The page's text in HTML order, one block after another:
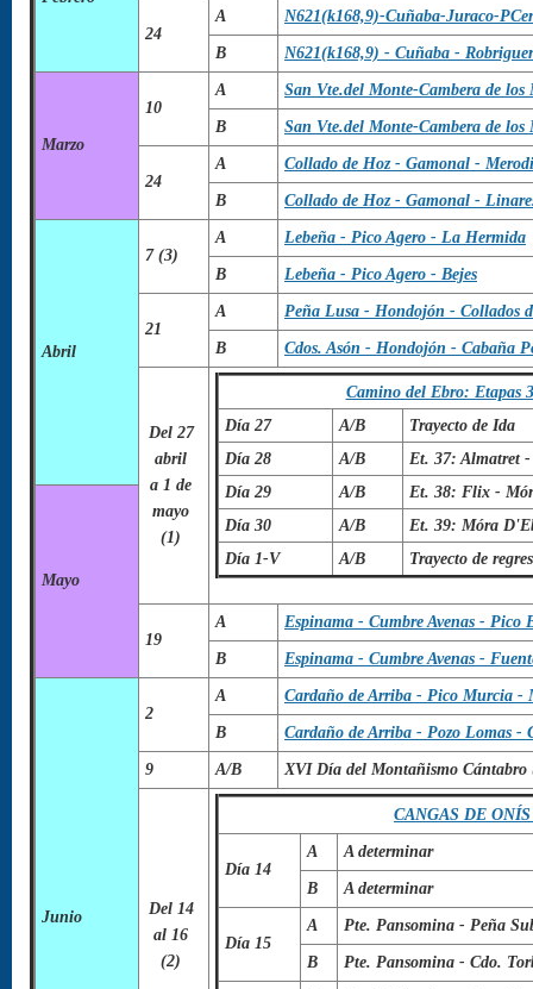
24
A N621(k168,9)-Cuñaba-Juraco-
B N621(k168,9) - Cuñaba -
Marzo
10
A San Vte.del Monte-Cambera de
B San Vte.del Monte-Cambera de los
24
A Collado de Hoz - Gamonal -
B Collado de Hoz - Gamonal -
Abril
7 (3)
A Lebeña - Pico Agero - La Hermida
B Lebeña - Pico Agero - Bejes
21
A Peña Lusa - Hondojón - Collados
B Cdos. Asón - Hondojón - Cabaña
Del 27
abril
a 1 de
mayo
(1)
Camino del Ebro: Etapas
Día 27
A/B
Trayecto de Ida
Día 28
A/B
Et. 37: Almatret
Día 29
A/B
Et. 38: Flix -
Día 30
A/B
Et. 39: Móra
Día 1-V
A/B
Trayecto de
Mayo
19
A Espinama - Cumbre Avenas - Pico
B Espinama - Cumbre Avenas -
Junio
2
A Cardaño de Arriba - Pico Murcia -
B Cardaño de Arriba - Pozo Lomas -
9 A/B XVI Día del Montañismo
Del 14
al 16
(2)
CANGAS DE
Día 14
A A determinar
B A determinar
Día 15
A Pte. Pansomina - Peña
B Pte. Pansomina - Cdo.